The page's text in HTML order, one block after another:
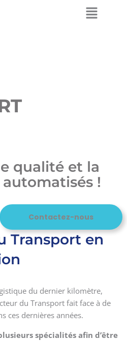
qualité et la
!
Contactez-nous
Transport en
du dernier kilomètre,
du Transport fait face à de
ces dernières années.
spécialités afin d’être